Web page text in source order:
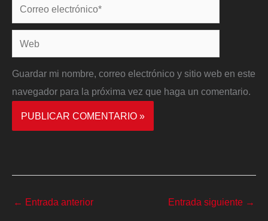
Correo
electrónico*
Web
Guardar mi nombre, correo electrónico y sitio web en este
navegador para la próxima vez que haga un comentario.
← Entrada anterior Entrada siguiente →